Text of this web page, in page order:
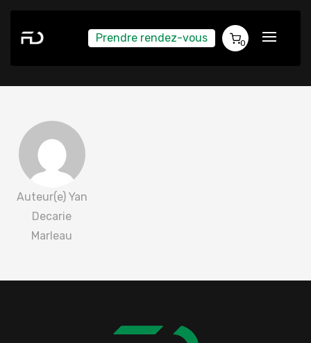
Prendre rendez-vous 0
Kevin Lajoie 2022-04-11
Auteur(e) Yan
Decarie
Marleau